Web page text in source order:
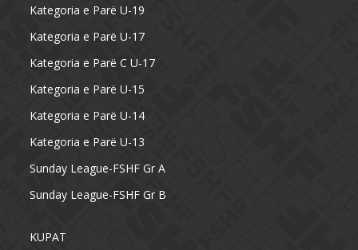
Kategoria e Parë U-19
Kategoria e Parë U-17
Kategoria e Parë C U-17
Kategoria e Parë U-15
Kategoria e Parë U-14
Kategoria e Parë U-13
Sunday League-FSHF Gr A
Sunday League-FSHF Gr B
KUPAT